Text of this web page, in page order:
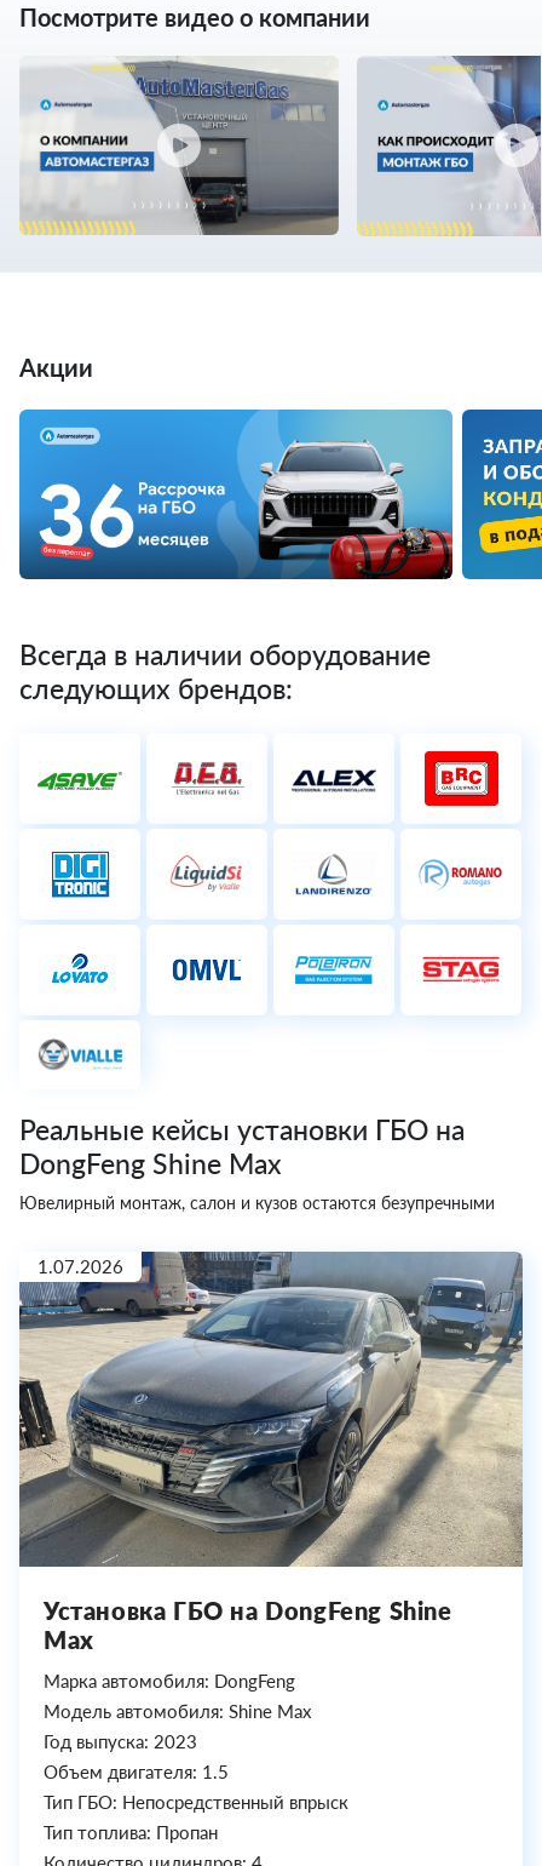
Посмотрите видео о компании
Акции
Всегда в наличии оборудование
следующих брендов:
Реальные кейсы установки ГБО на
DongFeng Shine Max
Ювелирный монтаж, салон и кузов остаются безупречными
1.07.2026
Установка ГБО на DongFeng Shine
Max
Марка автомобиля: DongFeng
Модель автомобиля: Shine Max
Год выпуска: 2023
Объем двигателя: 1.5
Тип ГБО: Непосредственный впрыск
Тип топлива: Пропан